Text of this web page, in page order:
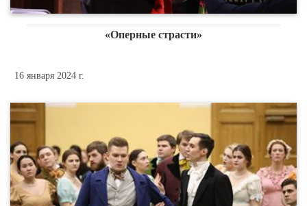
«Оперные страсти»
16 января 2024 г.